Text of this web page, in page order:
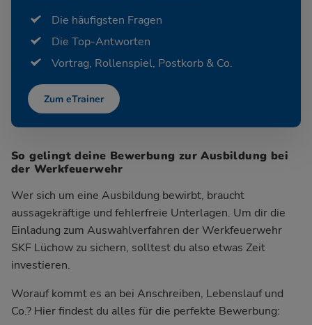
Die häufigsten Fragen
Die Top-Antworten
Vortrag, Rollenspiel, Postkorb & Co.
Zum eTrainer
So gelingt deine Bewerbung zur Ausbildung bei
der Werkfeuerwehr
Wer sich um eine Ausbildung bewirbt, braucht
aussagekräftige und fehlerfreie Unterlagen. Um dir die
Einladung zum Auswahlverfahren der Werkfeuerwehr
SKF Lüchow zu sichern, solltest du also etwas Zeit
investieren.
Worauf kommt es an bei Anschreiben, Lebenslauf und
Co.? Hier findest du alles für die perfekte Bewerbung: